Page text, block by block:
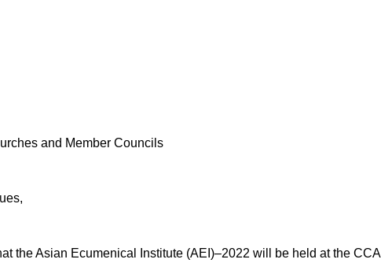
and Member Councils
the Asian Ecumenical Institute (AEI)–2022 will be held at the CCA